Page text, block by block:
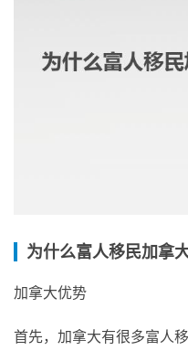
为什么富人移民加拿
加拿大优势
首先，加拿大有很多富人